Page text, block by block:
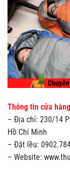
Thông tin cửa
– Địa chỉ: 230/14
Hồ Chí Minh
– Đặt lều:
– Website: